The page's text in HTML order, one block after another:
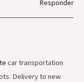
Responder
car transportation
Delivery to new